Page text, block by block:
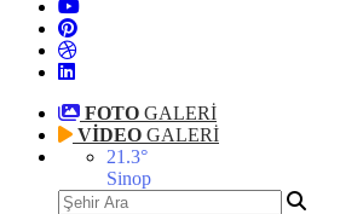
FOTO GALERİ
VİDEO GALERİ
21.3°
Sinop